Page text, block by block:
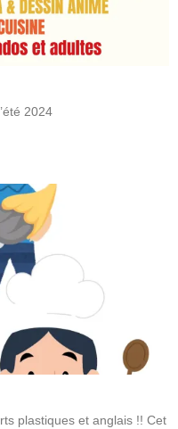
2024
plastiques et anglais !! Cet